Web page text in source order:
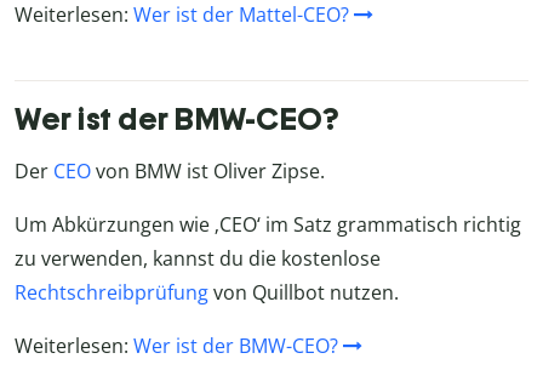
Weiterlesen: Wer ist der Mattel-CEO?
Wer ist der BMW-CEO?
Der CEOvon BMW ist Oliver Zipse.
Um Abkürzungen wie ‚CEO‘ im Satz grammatisch richtig
zu verwenden, kannst du die kostenlose
Rechtschreibprüfungvon Quillbot nutzen.
Weiterlesen: Wer ist der BMW-CEO?